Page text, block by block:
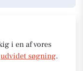
i en af vores
udvidet søgning.